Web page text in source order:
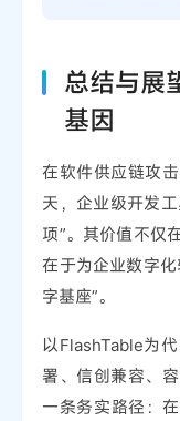
总结与展
基因
在软件供应链攻
天，企业级开发
项”。其价值不仅
在于为企业数字
字基座”。
以FlashTable为
署、信创兼容、
一条务实路径：